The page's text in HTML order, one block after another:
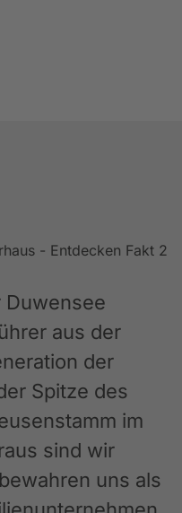
Duwensee
aus der
der
Spitze des
im
sind wir
uns als